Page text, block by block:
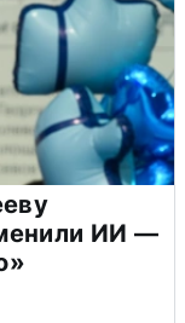
ИИ —